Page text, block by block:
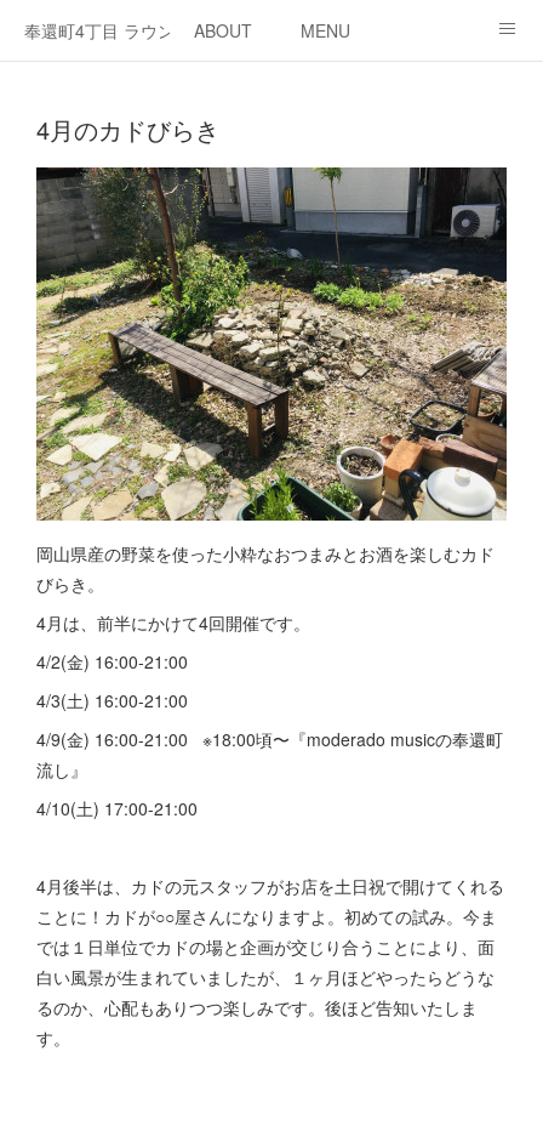
奉還町4丁目 ラウンジ・カド
ABOUT MENU
4月のカドびらき
岡山県産の野菜を使った小粋なおつまみとお酒を楽しむカド
びらき。
4月は、前半にかけて4回開催です。
4/2(金) 16:00-21:00
4/3(土) 16:00-21:00
4/9(金) 16:00-21:00 ※18:00頃〜『moderado musicの奉還町
流し』
4/10(土) 17:00-21:00
4月後半は、カドの元スタッフがお店を土日祝で開けてくれる
ことに！カドが○○屋さんになりますよ。初めての試み。今ま
では１日単位でカドの場と企画が交じり合うことにより、面
白い風景が生まれていましたが、１ヶ月ほどやったらどうな
るのか、心配もありつつ楽しみです。後ほど告知いたしま
す。